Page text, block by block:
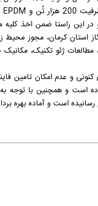
هزار تُن و EPDM
با شرکت گاز استان کرمان،
ژئو تکنیک،
و عدم امکان تامین
است و همچنین با
رسانیده است و آماده بهره